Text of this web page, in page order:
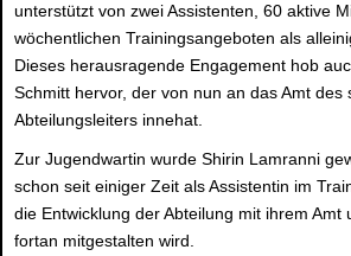
unterstützt von zwei Assistenten, 60 aktive
wöchentlichen Trainingsangeboten als
Dieses herausragende Engagement hob
Schmitt hervor, der von nun an das Amt des
Abteilungsleiters innehat.
Zur Jugendwartin wurde Shirin Lamranni
schon seit einiger Zeit als Assistentin im
die Entwicklung der Abteilung mit ihrem Amt
fortan mitgestalten wird.